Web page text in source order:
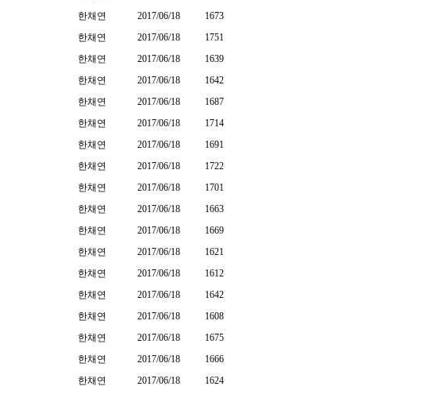
한채연 2017/06/18
1673
한채연 2017/06/18
1751
한채연 2017/06/18
1639
한채연 2017/06/18
1642
한채연 2017/06/18
1687
한채연 2017/06/18
1714
한채연 2017/06/18
1691
한채연 2017/06/18
1722
한채연 2017/06/18
1701
한채연 2017/06/18
1663
한채연 2017/06/18
1669
한채연 2017/06/18
1621
한채연 2017/06/18
1612
한채연 2017/06/18
1642
한채연 2017/06/18
1608
한채연 2017/06/18
1675
한채연 2017/06/18
1666
한채연 2017/06/18
1624